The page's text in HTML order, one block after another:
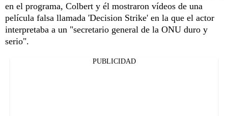
en el programa, Colbert y él mostraron vídeos de una
película falsa llamada 'Decision Strike' en la que el actor
interpretaba a un "secretario general de la ONU duro y
serio".
PUBLICIDAD